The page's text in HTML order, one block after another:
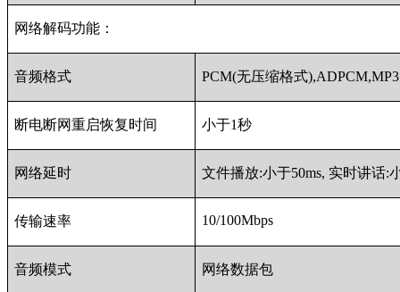
网络解码功能：
音频格式 PCM(无压缩格式),ADPCM,MP3
断电断网重启恢复时间 小于1秒
网络延时 文件播放:小于50ms, 实时讲话:
传输速率 10/100Mbps
音频模式 网络数据包